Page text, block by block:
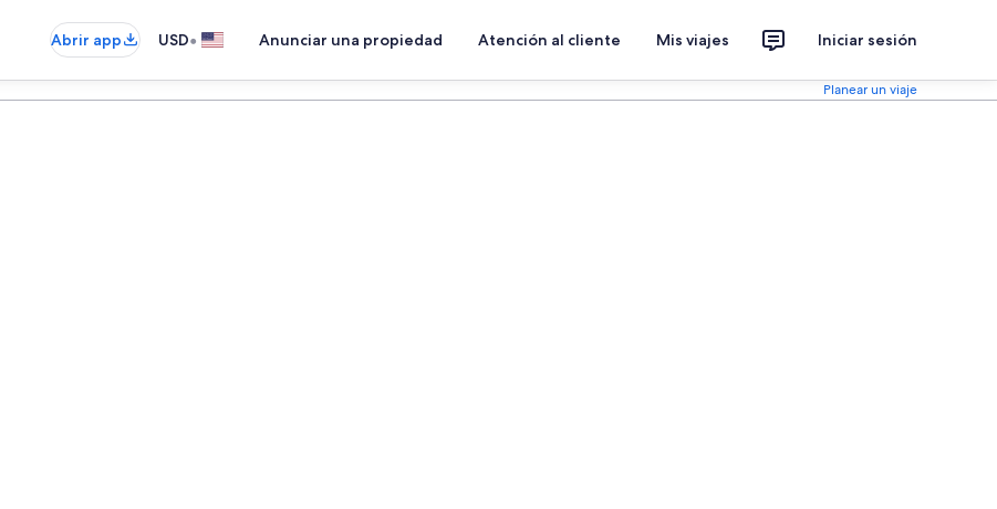
Abrir app USD• Anunciar una propiedad Atención al cliente Mis viajes Iniciar sesión
Planear un viaje